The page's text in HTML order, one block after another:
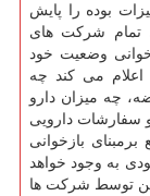
بوده را پایش
تمام شركت های
وضعیت خود
اعلام می كند چه
چه میزان دارو
سفارشات دارویی
بازخوانی
به وجود خواهد
توسط شركت ها